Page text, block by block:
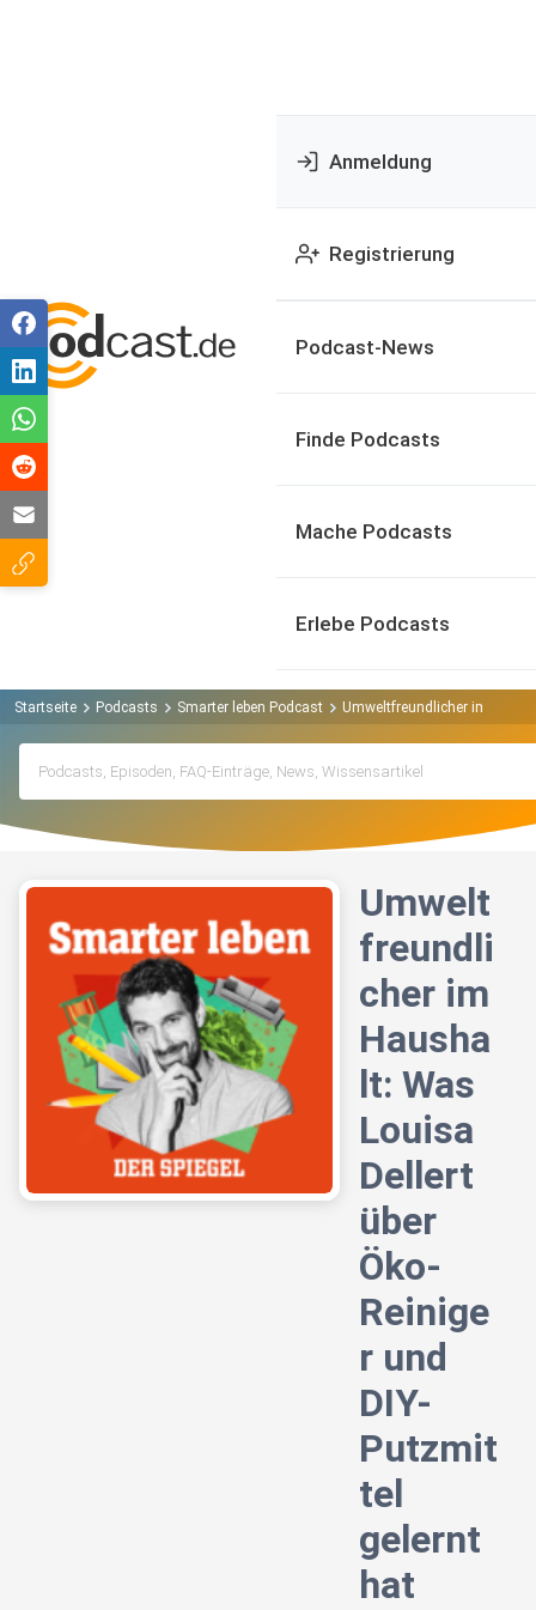
Anmeldung
Registrierung
Podcast-News
Finde Podcasts
Mache Podcasts
Erlebe Podcasts
Startseite Podcasts Smarter leben Podcast Umweltfreundlicher im
Umwelt
freundli
cher im
Hausha
lt: Was
Louisa
Dellert
über
Öko-
Reinige
r und
DIY-
Putzmit
tel
gelernt
hat